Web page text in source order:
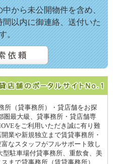
から未公開物件を含め、
以内に御連絡、送付いた
。
所（貸事務所）・貸店舗をお探
圏最大級、貸事務所・貸店舗専
をご利用いただき誠に有り難
業や新規独立まで賃貸事務所・
なスタッフがフルサポート致し
型駐車場付貸事務所、重飲食、美